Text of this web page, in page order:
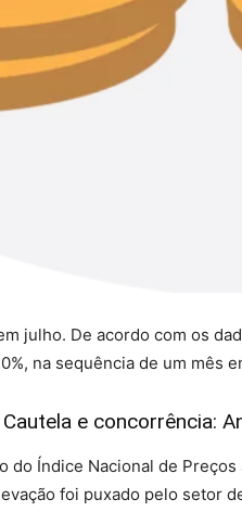
julho. De acordo com os
na sequência de um mês
e concorrência:
do Índice Nacional de
foi puxado pelo setor